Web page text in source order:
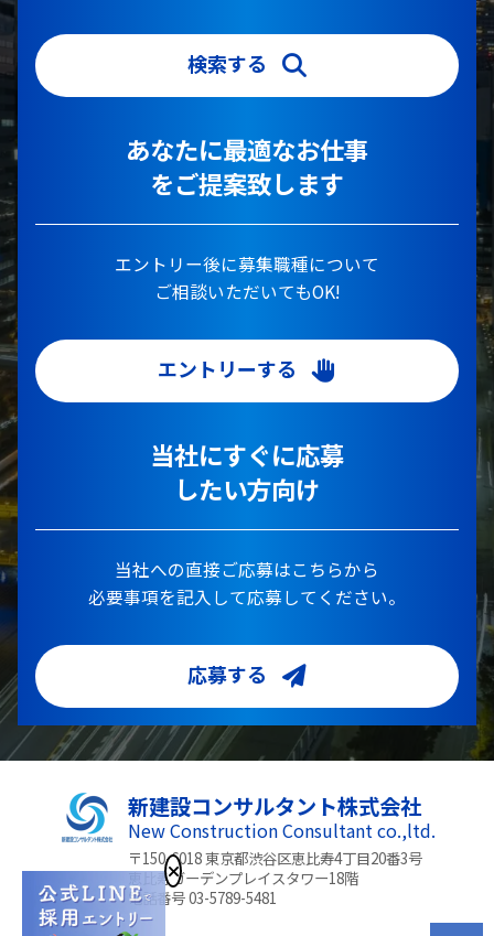
検索する
あなたに最適なお仕事
をご提案致します
エントリー後に募集職種について
ご相談いただいてもOK!
エントリーする
当社にすぐに応募
したい方向け
当社への直接ご応募はこちらから
必要事項を記入して応募してください。
応募する
新建設コンサルタント株式会社
New Construction Consultant co.,ltd.
〒150-6018 東京都渋谷区恵比寿4丁目20番3号
恵比寿ガーデンプレイスタワー18階
電話番号 03-5789-5481